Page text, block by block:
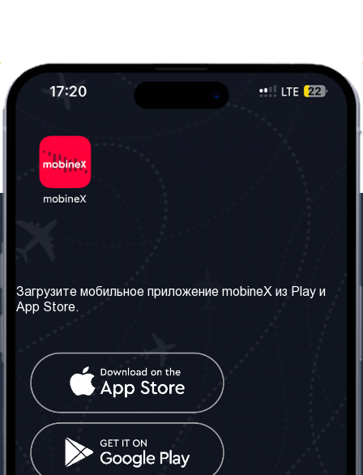
Наши сервисы
Правила и Условия
Часто задаваемые
вопросы
Контакт
Грузия: Тбилиси
Телефон: +442030340050
Социальные сети
Загрузите мобильное приложение mobineX из Play и
App Store.